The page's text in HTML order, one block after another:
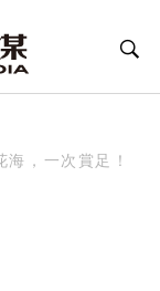
，一次賞足！